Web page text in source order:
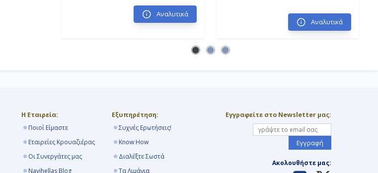
Αναλυτικά
Αναλυτικά
Η Εταιρεία:
Ποιοί Είμαστε
Εταιρείες Κρουαζιέρας
Οι Συνεργάτες μας
Navihellas Blog
Εξυπηρέτηση:
Συχνές Ερωτήσεις!
Know How
Διαλέξτε Σωστά
Τα Λιμάνια
Εγγραφείτε στο Newsletter μας:
Εγγραφή
Ακολουθήστε μας: